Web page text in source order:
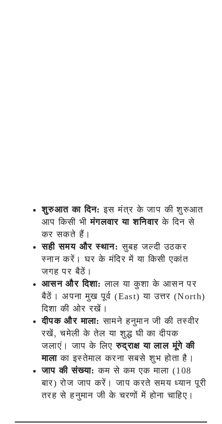
शुरुआत का दिन: इस मंत्र के जाप की शुरुआत
आप किसी भीमंगलवार या शनिवार के दिन से
कर सकते हैं।
सही समय और स्थान: सुबह जल्दी उठकर
स्नान करें। घर के मंदिर में या किसी एकांत
जगह पर बैठें।
आसन और दिशा: लाल या कुशा के आसन पर
बैठें। अपना मुख पूर्व (East) या उत्तर (North)
दिशा की ओर रखें।
दीपक और माला: सामने हनुमान जी की तस्वीर
रखें, चमेली के तेल या शुद्ध घी का दीपक
जलाएं। जाप के लिएरुद्राक्ष या लाल मूंगे की
माला का इस्तेमाल करना सबसे शुभ होता है।
जाप की संख्या: कम से कम एक माला (108
बार) रोज जाप करें। जाप करते समय ध्यान पूरी
तरह से हनुमान जी के चरणों में होना चाहिए।